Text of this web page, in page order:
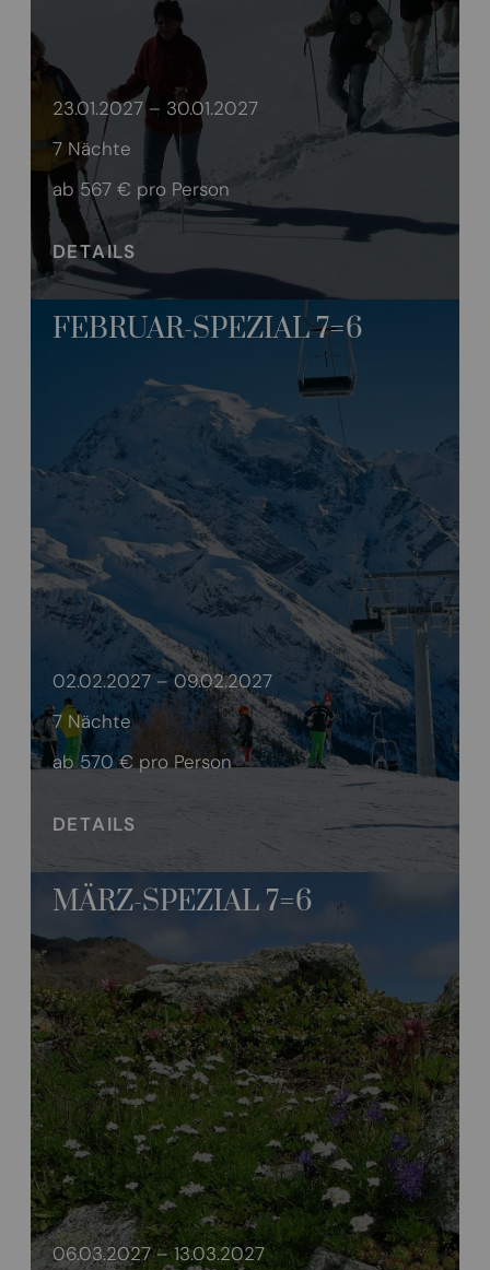
23.01.2027 – 30.01.2027
7 Nächte
ab 567 € pro Person
DETAILS
FEBRUAR-SPEZIAL 7=6
02.02.2027 – 09.02.2027
7 Nächte
ab 570 € pro Person
DETAILS
MÄRZ-SPEZIAL 7=6
06.03.2027 – 13.03.2027